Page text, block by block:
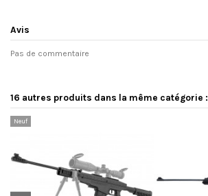
Avis
Pas de commentaire
16 autres produits dans la même catégorie :
Neuf